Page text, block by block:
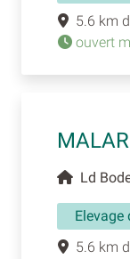
5.6 km
ouvert
Ld
Elevage
5.6 km